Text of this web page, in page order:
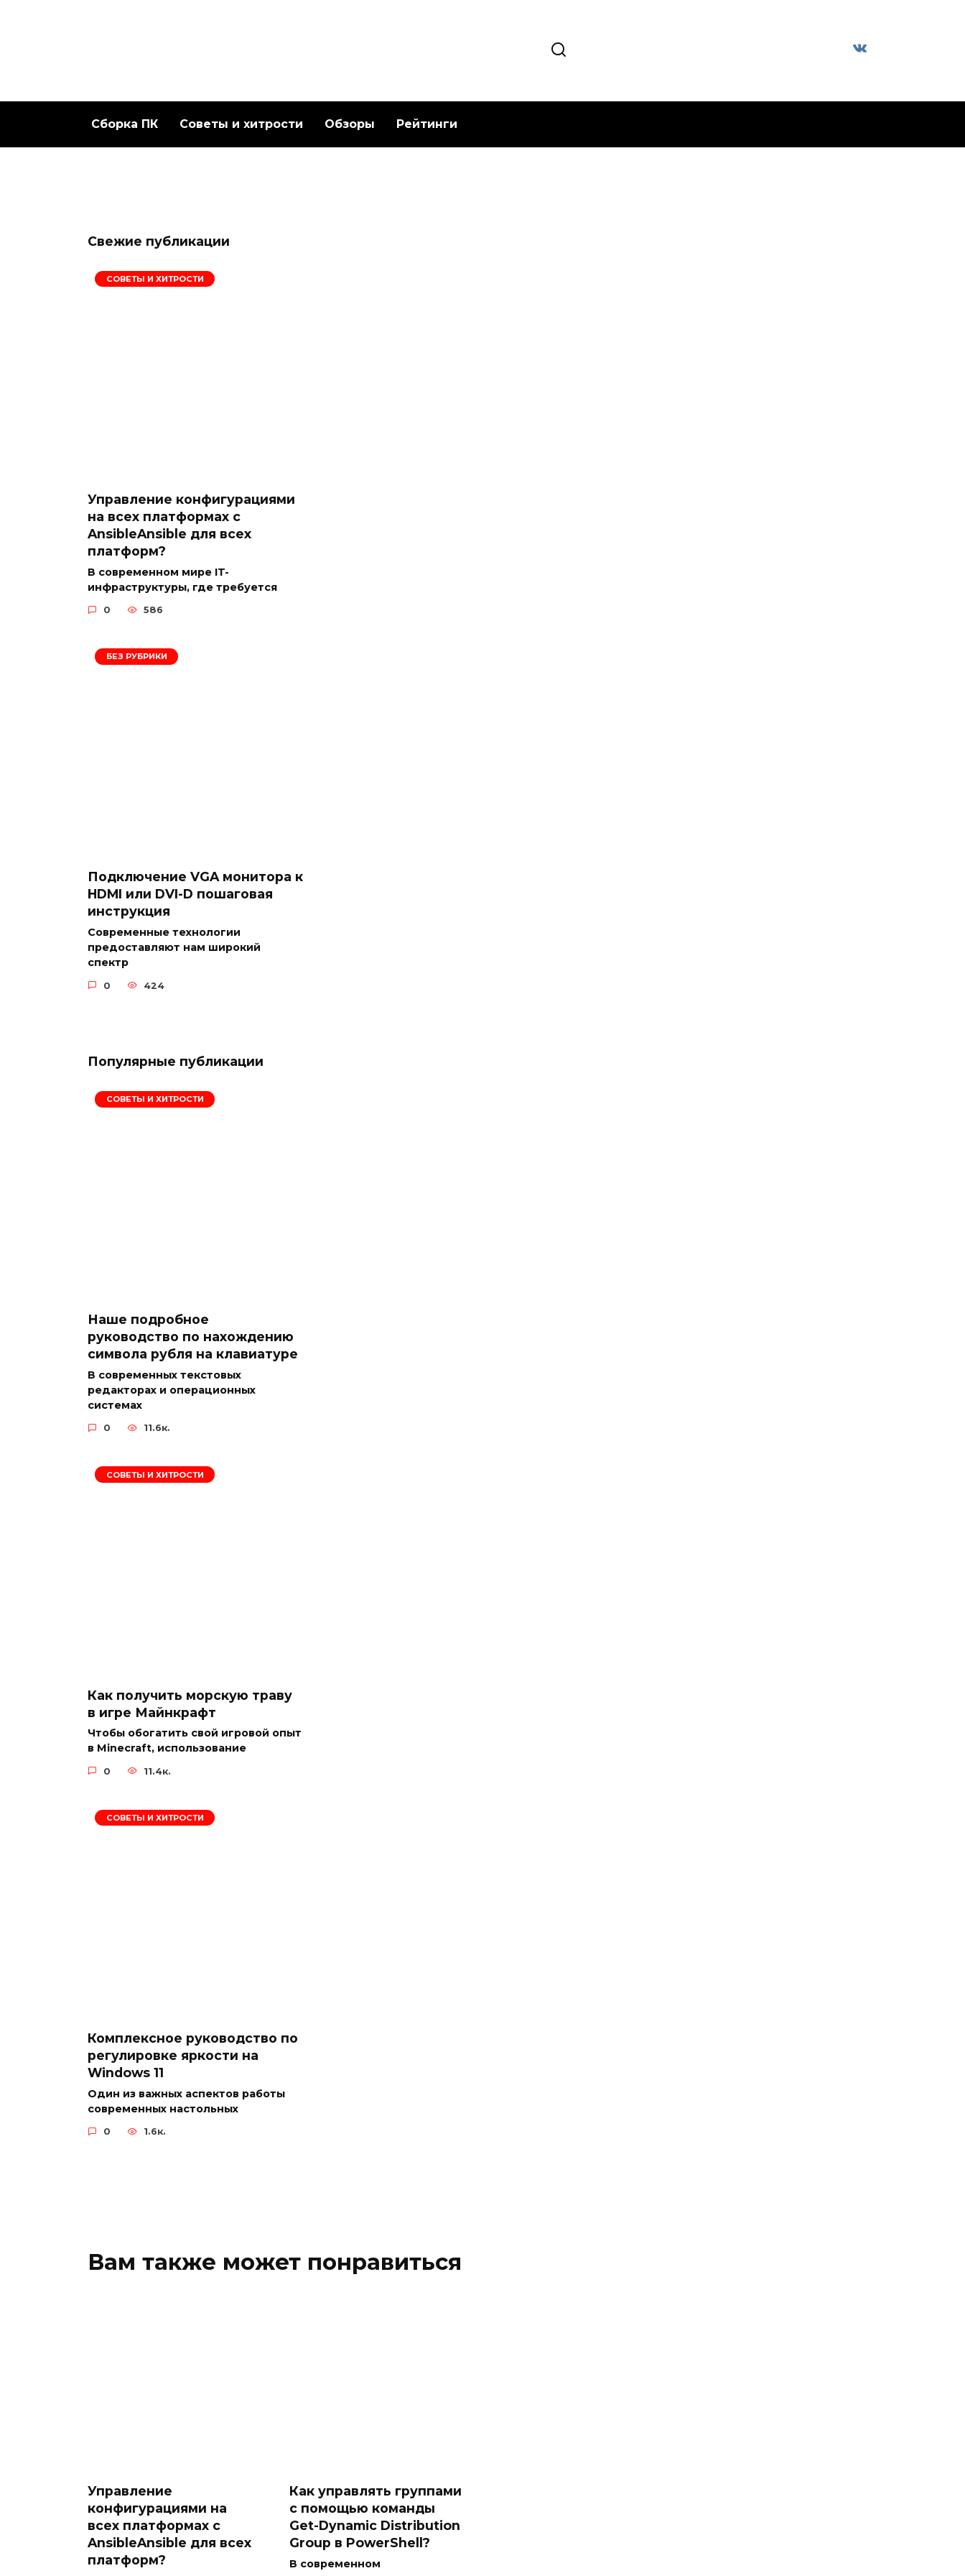
Сборка ПК Советы и хитрости Обзоры Рейтинги
Свежие публикации
СОВЕТЫ И ХИТРОСТИ
Управление конфигурациями
на всех платформах с
AnsibleAnsible для всех
платформ?
В современном мире IT-
инфраструктуры, где требуется
0 586
БЕЗ РУБРИКИ
Подключение VGA монитора к
HDMI или DVI-D пошаговая
инструкция
Современные технологии
предоставляют нам широкий
спектр
0 424
Популярные публикации
СОВЕТЫ И ХИТРОСТИ
Наше подробное
руководство по нахождению
символа рубля на клавиатуре
В современных текстовых
редакторах и операционных
системах
0 11.6к.
СОВЕТЫ И ХИТРОСТИ
Как получить морскую траву
в игре Майнкрафт
Чтобы обогатить свой игровой опыт
в Minecraft, использование
0 11.4к.
СОВЕТЫ И ХИТРОСТИ
Комплексное руководство по
регулировке яркости на
Windows 11
Один из важных аспектов работы
современных настольных
0 1.6к.
Вам также может понравиться
Управление
конфигурациями на
всех платформах с
AnsibleAnsible для всех
платформ?
Как управлять группами
с помощью команды
Get-Dynamic Distribution
Group в PowerShell?
В современном